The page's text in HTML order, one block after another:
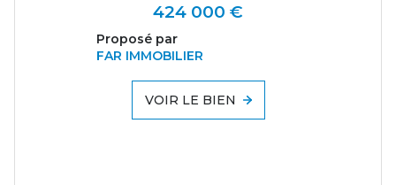
424 000 €
Proposé par
FAR IMMOBILIER
VOIR LE BIEN